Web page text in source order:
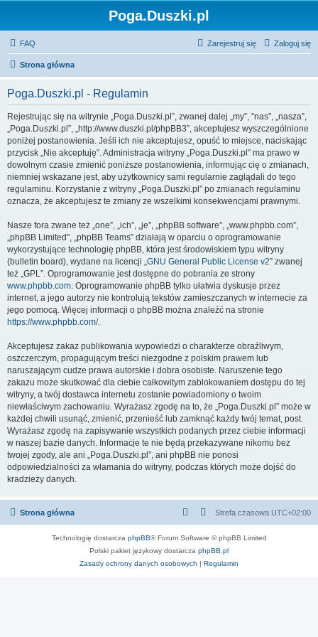
Poga.Duszki.pl
FAQ Zaloguj się
Zarejestruj się
Strona główna
Poga.Duszki.pl - Regulamin
Rejestrując się na witrynie „Poga.Duszki.pl”, zwanej dalej „my”, ”nas”, „nasza”,
„Poga.Duszki.pl”, „http://www.duszki.pl/phpBB3”, akceptujesz wyszczególnione
poniżej postanowienia. Jeśli ich nie akceptujesz, opuść to miejsce, naciskając
przycisk „Nie akceptuję”. Administracja witryny „Poga.Duszki.pl” ma prawo w
dowolnym czasie zmienić poniższe postanowienia, informując cię o zmianach,
niemniej wskazane jest, aby użytkownicy sami regularnie zaglądali do tego
regulaminu. Korzystanie z witryny „Poga.Duszki.pl” po zmianach regulaminu
oznacza, że akceptujesz te zmiany ze wszelkimi konsekwencjami prawnymi.
Nasze fora zwane też „one”, „ich”, „je”, „phpBB software”, „www.phpbb.com”,
„phpBB Limited”, „phpBB Teams” działają w oparciu o oprogramowanie
wykorzystujące technologię phpBB, która jest środowiskiem typu witryny
(bulletin board), wydane na licencji „GNU General Public License v2” zwanej
też „GPL”. Oprogramowanie jest dostępne do pobrania ze strony
www.phpbb.com. Oprogramowanie phpBB tylko ułatwia dyskusje przez
internet, a jego autorzy nie kontrolują tekstów zamieszczanych w internecie za
jego pomocą. Więcej informacji o phpBB można znaleźć na stronie
https://www.phpbb.com/.
Akceptujesz zakaz publikowania wypowiedzi o charakterze obraźliwym,
oszczerczym, propagującym treści niezgodne z polskim prawem lub
naruszającym cudze prawa autorskie i dobra osobiste. Naruszenie tego
zakazu może skutkować dla ciebie całkowitym zablokowaniem dostępu do tej
witryny, a twój dostawca internetu zostanie powiadomiony o twoim
niewłaściwym zachowaniu. Wyrażasz zgodę na to, że „Poga.Duszki.pl” może w
każdej chwili usunąć, zmienić, przenieść lub zamknąć każdy twój temat, post.
Wyrażasz zgodę na zapisywanie wszystkich podanych przez ciebie informacji
w naszej bazie danych. Informacje te nie będą przekazywane nikomu bez
twojej zgody, ale ani „Poga.Duszki.pl”, ani phpBB nie ponosi
odpowiedzialności za włamania do witryny, podczas których może dojść do
kradzieży danych.
Strona główna Strefa czasowa UTC+02:00
Technologię dostarcza phpBB® Forum Software © phpBB Limited
Polski pakiet językowy dostarcza phpBB.pl
Zasady ochrony danych osobowych | Regulamin